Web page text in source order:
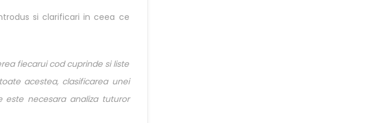
si clarificari in ceea ce
fiecarui cod cuprinde si liste
acestea, clasificarea unei
este necesara analiza tuturor